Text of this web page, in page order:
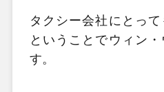
タクシー会社にとっ
ということでウィン
す。